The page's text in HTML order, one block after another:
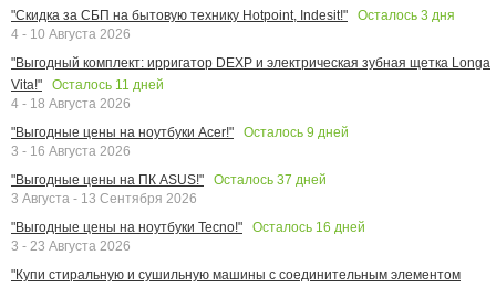
"Скидка за СБП на бытовую технику Hotpoint, Indesit!"
Осталось 3 дня
4 - 10 Августа 2026
"Выгодный комплект: ирригатор DEXP и электрическая зубная щетка Longa
Vita!"
Осталось 11 дней
4 - 18 Августа 2026
"Выгодные цены на ноутбуки Acer!"
Осталось 9 дней
3 - 16 Августа 2026
"Выгодные цены на ПК ASUS!"
Осталось 37 дней
3 Августа - 13 Сентября 2026
"Выгодные цены на ноутбуки Tecno!"
Осталось 16 дней
3 - 23 Августа 2026
"Купи стиральную и сушильную машины с соединительным элементом